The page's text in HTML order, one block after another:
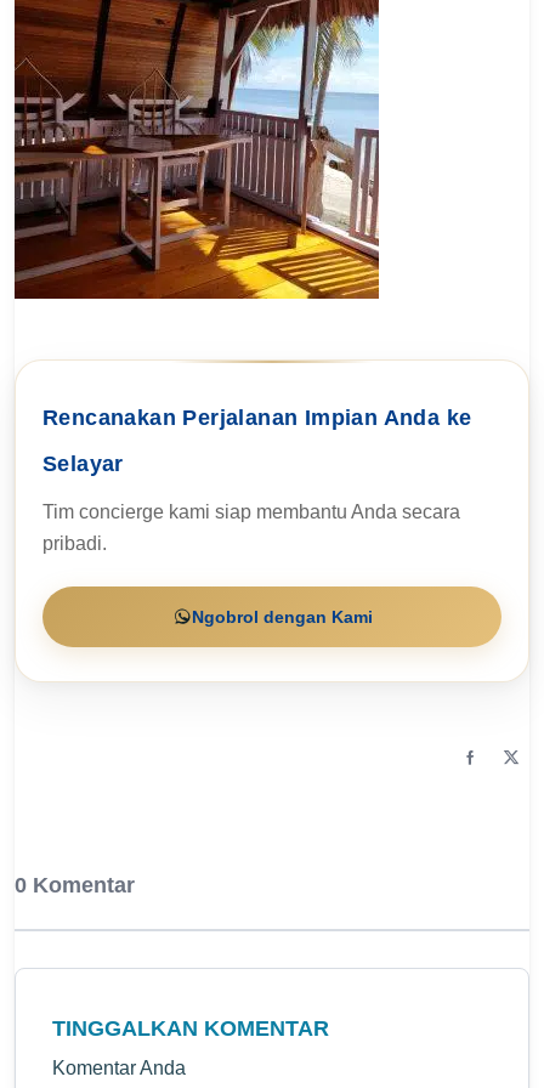
Rencanakan Perjalanan Impian Anda ke
Selayar
Tim concierge kami siap membantu Anda secara
pribadi.
Ngobrol dengan Kami
0 Komentar
TINGGALKAN KOMENTAR
Komentar Anda